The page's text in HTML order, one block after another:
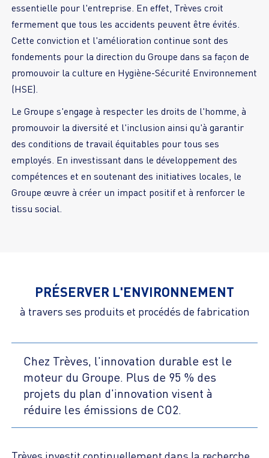
essentielle pour l'entreprise. En effet, Trèves croit
fermement que tous les accidents peuvent être évités.
Cette conviction et l'amélioration continue sont des
fondements pour la direction du Groupe dans sa façon de
promouvoir la culture en Hygiène-Sécurité Environnement
Le Groupe s'engage à respecter les droits de l'homme, à
promouvoir la diversité et l'inclusion ainsi qu'à garantir
des conditions de travail équitables pour tous ses
employés. En investissant dans le développement des
compétences et en soutenant des initiatives locales, le
Groupe œuvre à créer un impact positif et à renforcer le
PRÉSERVER L'ENVIRONNEMENT
à travers ses produits et procédés de fabrication
Chez Trèves, l'innovation durable est le
moteur du Groupe. Plus de 95 % des
projets du plan d'innovation visent à
Trèves investit continuellement dans la recherche